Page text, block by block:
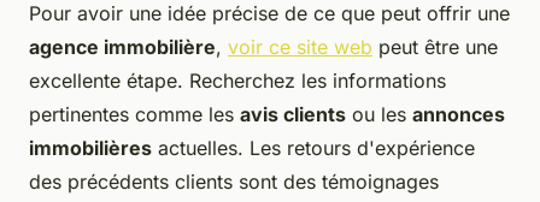
Pour avoir une idée précise de ce que peut offrir une
agence immobilière, voir ce site web peut être une
excellente étape. Recherchez les informations
pertinentes comme les avis clients ou les annonces
immobilières actuelles. Les retours d'expérience
des précédents clients sont des témoignages